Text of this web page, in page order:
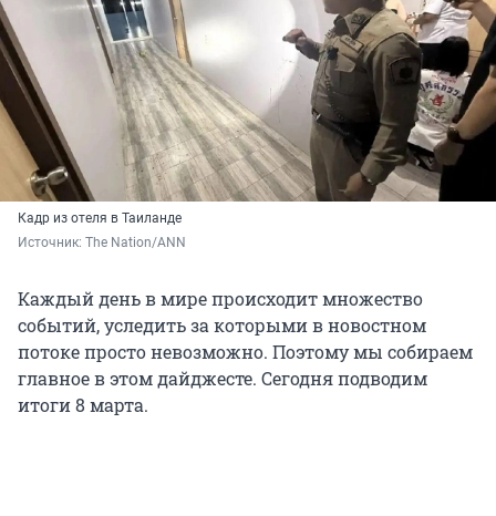
Кадр из отеля в Таиланде
Источник: The Nation/ANN
Каждый день в мире происходит множество
событий, уследить за которыми в новостном
потоке просто невозможно. Поэтому мы собираем
главное в этом дайджесте. Сегодня подводим
итоги 8 марта.